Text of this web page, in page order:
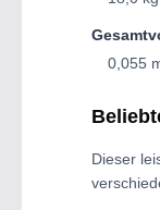
0,055
Dieser